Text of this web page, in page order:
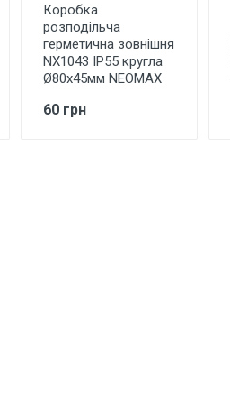
Коробка
розподільча
герметична зовнішня
NX1043 IP55 кругла
Ø80х45мм NEOMAX
60 грн